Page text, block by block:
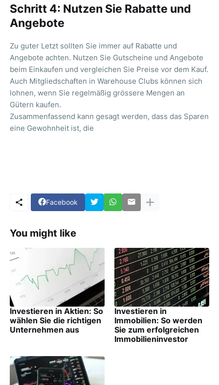
Schritt 4: Nutzen Sie Rabatte und
Angebote
Zu guter Letzt sollten Sie immer auf Rabatte und
Angebote achten. Nutzen Sie Gutscheine und Angebote
beim Einkaufen und vergleichen Sie Preise vor dem Kauf.
Auch Mitgliedschaften in Warehouse Clubs können sich
lohnen, wenn Sie regelmäßig grössere Mengen an
Gütern kaufen.
Zusammenfassend kann gesagt werden, dass das Sparen
eine Gewohnheit ist, die
Facebook
You might like
Investieren in Aktien: So
wählen Sie die richtigen
Unternehmen aus
Investieren in
Immobilien: So werden
Sie zum erfolgreichen
Immobilieninvestor